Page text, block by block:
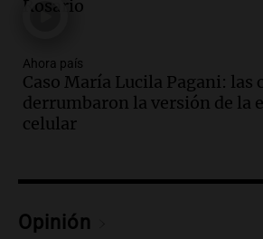
Audio.
Ahora país
Episodios
Audio.
Gobierno
Noticias
Audio.
Rosario
Ahora país
Caso María Lucila Pagani: las
derrumbaron la versión de la
celular
Opinión